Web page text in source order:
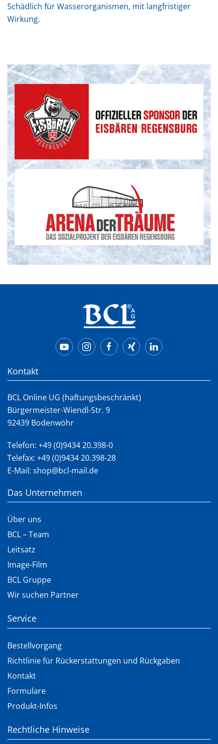
Schädlich für Wasserorganismen, mit langfristiger
Wirkung.
Kontakt
BCL Online UG (haftungsbeschränkt)
Bürgermeister-Wiendl-Str. 9
92439 Bodenwöhr
Telefon: +49 (0)9434 20.398-0
Telefax: +49 (0)9434 20.398-28
E-Mail: shop@bcl-mail.de
Das Unternehmen
Über uns
BCL – Team
Leitsatz
Image-Film
BCL Gruppe
Wir suchen Partner
Service
Bestellvorgang
Richtlinie für Rückerstattungen und Rückgaben
Kontakt
Formulare
Produkt-Infos
Rechtliche Hinweise